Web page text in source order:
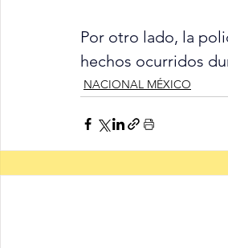
Por otro lado, la
hechos ocurridos
NACIONAL MÉXICO